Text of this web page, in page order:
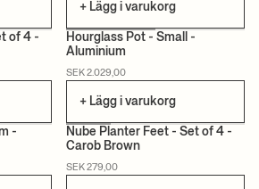
+ Lägg i varukorg
of 4 -
Hourglass Pot - Small -
Aluminium
SEK 2.029,00
+ Lägg i varukorg
-
Nube Planter Feet - Set of 4 -
Carob Brown
SEK 279,00